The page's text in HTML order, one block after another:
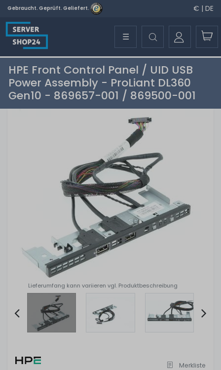
Gebraucht. Geprüft. Geliefert. € | DE
☰
HPE Front Control Panel / UID USB
Power Assembly - ProLiant DL360
Gen10 - 869657-001 / 869500-001
Lieferumfang kann variieren vgl. Produktbeschreibung
of
Merkliste